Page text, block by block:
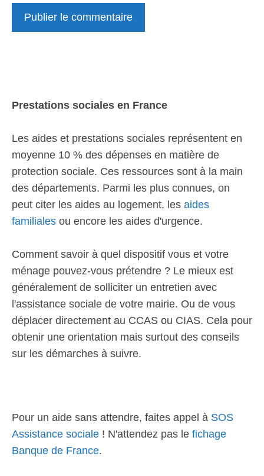
Prestations sociales en France
Les aides et prestations sociales représentent en
moyenne 10 % des dépenses en matière de
protection sociale. Ces ressources sont à la main
des départements. Parmi les plus connues, on
peut citer les aides au logement, les aides
familiales ou encore les aides d'urgence.
Comment savoir à quel dispositif vous et votre
ménage pouvez-vous prétendre ? Le mieux est
généralement de solliciter un entretien avec
l'assistance sociale de votre mairie. Ou de vous
déplacer directement au CCAS ou CIAS. Cela pour
obtenir une orientation mais surtout des conseils
sur les démarches à suivre.
Pour un aide sans attendre, faites appel à SOS
Assistance sociale ! N'attendez pas le fichage
Banque de France.